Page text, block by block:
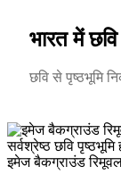
भारत में
छवि से पृष्ठभूमि
सर्वश्रेष्ठ छवि
इमेज बैकग्राउंड